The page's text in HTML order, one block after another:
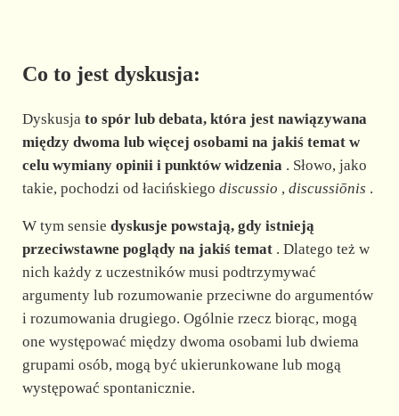
i
d
e
o
Co to jest dyskusja:
Dyskusja to spór lub debata, która jest nawiązywana
między dwoma lub więcej osobami na jakiś temat w
celu wymiany opinii i punktów widzenia. Słowo, jako
takie, pochodzi od łacińskiego discussio , discussiōnis .
W tym sensie dyskusje powstają, gdy istnieją
przeciwstawne poglądy na jakiś temat. Dlatego też w
nich każdy z uczestników musi podtrzymywać
argumenty lub rozumowanie przeciwne do argumentów
i rozumowania drugiego. Ogólnie rzecz biorąc, mogą
one występować między dwoma osobami lub dwiema
grupami osób, mogą być ukierunkowane lub mogą
występować spontanicznie.